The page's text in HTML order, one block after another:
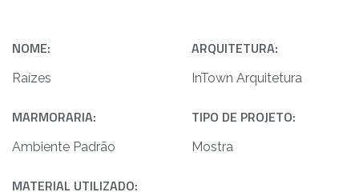
NOME:
Raízes
ARQUITETURA:
InTown Arquitetura
MARMORARIA:
Ambiente Padrão
TIPO DE PROJETO:
Mostra
MATERIAL UTILIZADO: